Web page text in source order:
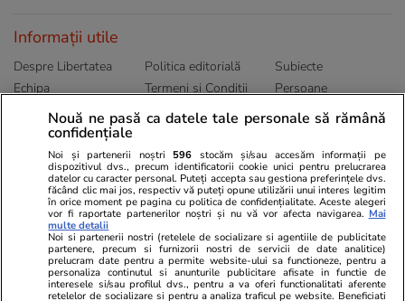
Informații utile
Despre Libertatea
Echipa
Publicitate
Politica de
Politica editorială
Termeni și Conditii
Abonamente
Subiecte
Persoane
Sitemap
Ringier România
Libertatea pentru
Unica.ro
Program TV
ELLE
Gazeta Sporturilor
Stiri mondene
Calculator sarcina
Locuri de muncă
Imobiliare.ro
Jobradar24
Imoradar24
Nouă ne pasă ca datele tale personale să rămână
confidențiale
Noi și partenerii noștri 596 stocăm și/sau accesăm informații pe
dispozitivul dvs., precum identificatorii cookie unici pentru prelucrarea
datelor cu caracter personal. Puteți accepta sau gestiona preferințele dvs.
făcând clic mai jos, respectiv vă puteți opune utilizării unui interes legitim
în orice moment pe pagina cu politica de confidențialitate. Aceste alegeri
vor fi raportate partenerilor noștri și nu vă vor afecta navigarea. Mai
multe detalii
Noi si partenerii nostri (retelele de socializare si agentiile de publicitate
partenere, precum si furnizorii nostri de servicii de date analitice)
prelucram date pentru a permite website-ului sa functioneze, pentru a
personaliza continutul si anunturile publicitare afisate in functie de
interesele si/sau profilul dvs., pentru a va oferi functionalitati aferente
retelelor de socializare si pentru a analiza traficul pe website. Beneficiati